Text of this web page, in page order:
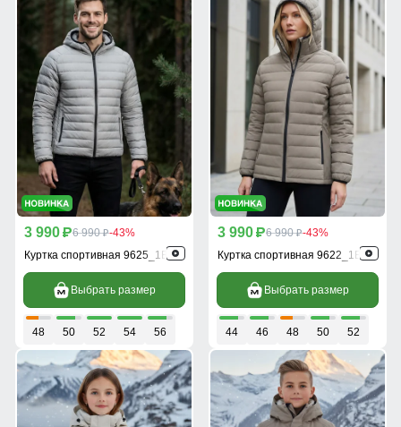
3 990 p6 990 p-43%
Куртка спортивная 9625_1B
Выбрать размер
48 50 52 54 56
3 990 p6 990 p-43%
Куртка спортивная 9622_1B
Выбрать размер
44 46 48 50 52